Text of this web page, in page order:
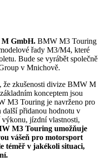
M GmbH. BMW M3 Touring
řady M3/M4, které
Bude se vyrábět společně
v Mnichově.
že zkušenosti divize BMW M
konceptem jsou
M3 Touring je navrženo pro
přidanou hodnotu v
jízdní vlastnosti,
M3 Touring umožňuje
vášeň pro motorsport
téměř v jakékoli situaci,